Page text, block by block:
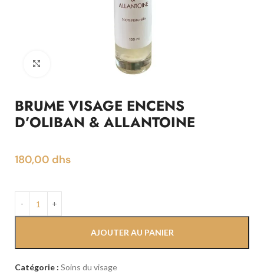
BRUME VISAGE ENCENS
D’OLIBAN & ALLANTOINE
180,00 dhs
AJOUTER AU PANIER
Catégorie : Soins du visage